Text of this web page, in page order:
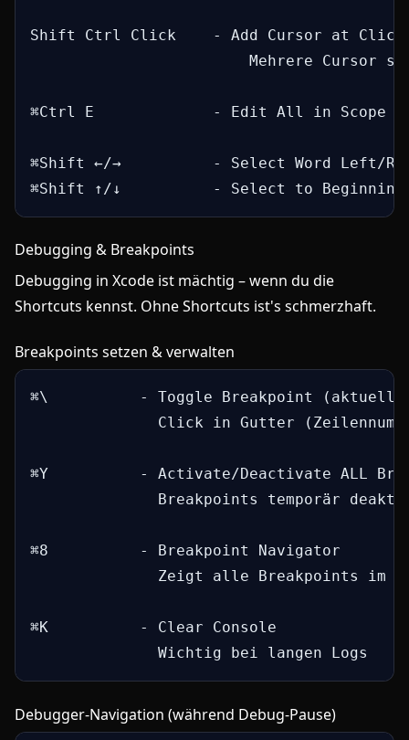
Shift Ctrl Click    - Add Cursor at Click
Mehrere Cursor
⌘Ctrl E             - Edit All in Scope
⌘Shift ←/→          - Select Word Left/
⌘Shift ↑/↓          - Select to Beginning/
Debugging & Breakpoints
Debugging in Xcode ist mächtig – wenn du die
Shortcuts kennst. Ohne Shortcuts ist's schmerzhaft.
Breakpoints setzen & verwalten
⌘\          - Toggle Breakpoint (aktuelle
Click in Gutter
⌘Y          - Activate/Deactivate ALL
Breakpoints temporär
⌘8          - Breakpoint Navigator
Zeigt alle Breakpoints im
⌘K          - Clear Console
              Wichtig bei langen Logs
Debugger-Navigation (während Debug-Pause)